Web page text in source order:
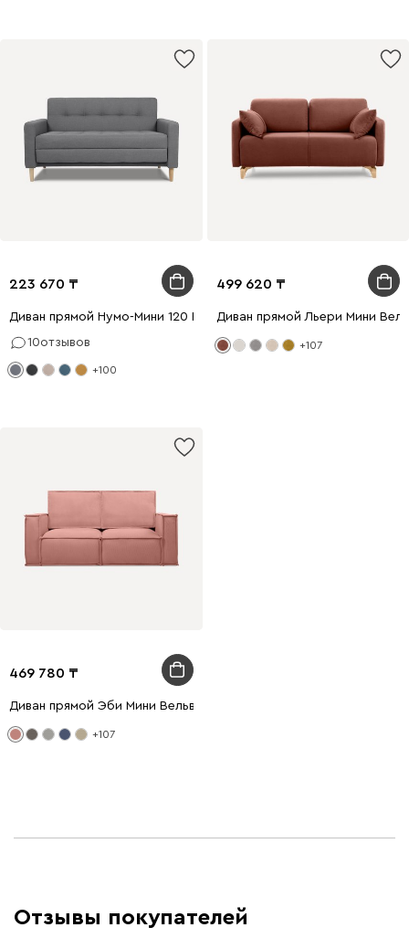
223 670
Диван прямой Нумо-Мини 120 Рогожка Серый
10отзывов
+100
499 620
Диван прямой Льери Мини
+107
469 780
Диван прямой Эби Мини Вельвет Розовый
+107
Отзывы покупателей